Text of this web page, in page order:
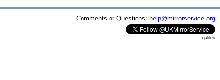
Comments or Questions: help@mirrorservice.org
galileo